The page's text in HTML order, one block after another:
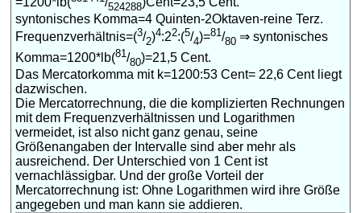
524288
syntonisches Komma=4 Quinten-2Oktaven-reine Terz.
Frequenzverhältnis=(3/2)4:22:(5/4)=81/80 ⇒ syntonisches
Komma=1200*lb(81 /80)=21,5 Cent.
Das Mercatorkomma mit k=1200:53 Cent= 22,6 Cent liegt
dazwischen.
Die Mercatorrechnung, die die komplizierten Rechnungen
mit dem Frequenzverhältnissen und Logarithmen
vermeidet, ist also nicht ganz genau, seine
Größenangaben der Intervalle sind aber mehr als
ausreichend. Der Unterschied von 1 Cent ist
vernachlässigbar. Und der große Vorteil der
Mercatorrechnung ist: Ohne Logarithmen wird ihre Größe
angegeben und man kann sie addieren.